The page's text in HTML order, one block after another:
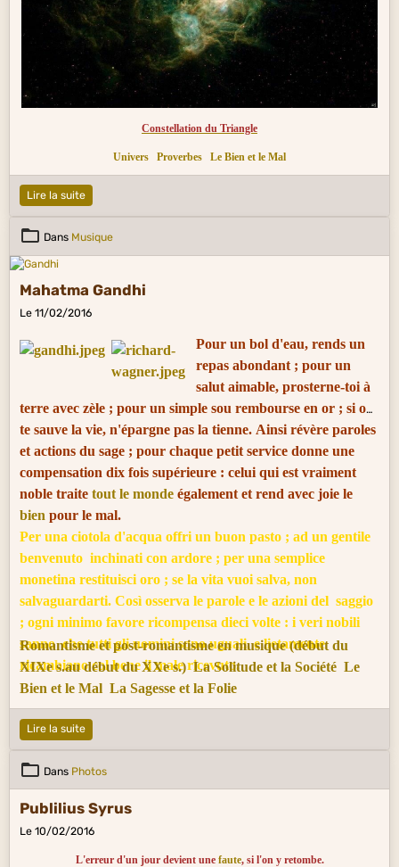
Constellation du Triangle
Univers Proverbes Le Bien et le Mal
Lire la suite
Dans Musique
Mahatma Gandhi
Le 11/02/2016
Pour un bol d'eau, rends un
repas abondant ; pour un
salut aimable, prosterne-toi à
terre avec zèle ; pour un simple sou rembourse en or ; si on
te sauve la vie, n'épargne pas la tienne. Ainsi révère paroles
et actions du sage ; pour chaque petit service donne une
compensation dix fois supérieure : celui qui est vraiment
noble traite tout le mondeégalement et rend avec joie le
bien pour le mal.
Per una ciotola d'acqua offri un buon pasto ; ad un gentile
benvenuto inchinati con ardore ; per una semplice
monetina restituisci oro ; se la vita vuoi salva, non
salvaguardarti. Così osserva le parole e le azioni del saggio
; ogni minimo favore ricompensa dieci volte : i veri nobili
sanno che tutti gli uomini sono uguali, e lietamente
ricambiano col bene il male ricevuto.
Romantisme et post-romantisme en musique (début du
XIXe s.au début du XXe s.) La Solitude et la Société Le
Bien et le Mal La Sagesse et la Folie
Lire la suite
Dans Photos
Publilius Syrus
Le 10/02/2016
L'erreur d'un jour devient une faute, si l'on y retombe.